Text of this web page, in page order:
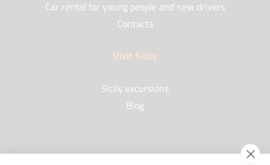
Car rental for young people and new drivers
Contacts
Visit Sicily
Sicily excursions
Blog
Partners